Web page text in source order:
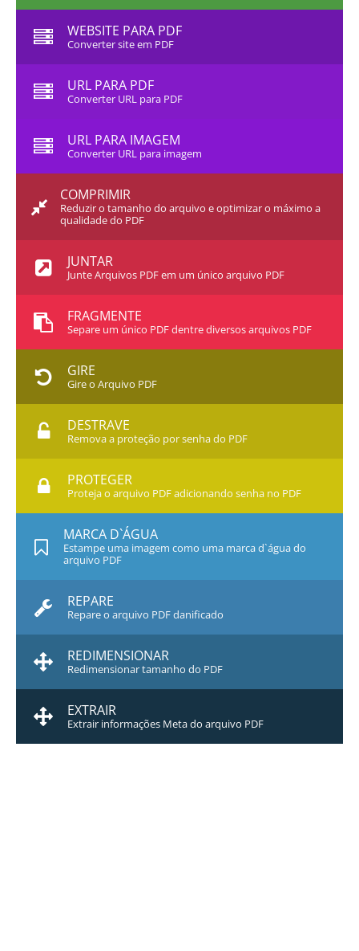
WEBSITE PARA PDF
Converter site em PDF
URL PARA PDF
Converter URL para PDF
URL PARA IMAGEM
Converter URL para imagem
COMPRIMIR
Reduzir o tamanho do arquivo e optimizar o máximo a
qualidade do PDF
JUNTAR
Junte Arquivos PDF em um único arquivo PDF
FRAGMENTE
Separe um único PDF dentre diversos arquivos PDF
GIRE
Gire o Arquivo PDF
DESTRAVE
Remova a proteção por senha do PDF
PROTEGER
Proteja o arquivo PDF adicionando senha no PDF
MARCA D`ÁGUA
Estampe uma imagem como uma marca d`água do
arquivo PDF
REPARE
Repare o arquivo PDF danificado
REDIMENSIONAR
Redimensionar tamanho do PDF
EXTRAIR
Extrair informações Meta do arquivo PDF